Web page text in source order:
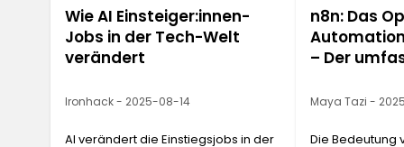
Wie AI Einsteiger:innen-
Jobs in der Tech-Welt
verändert
Ironhack - 2025-08-14
AI verändert die Einstiegsjobs in der
n8n: Das
– Der
Maya Tazi -
Die Bedeutung